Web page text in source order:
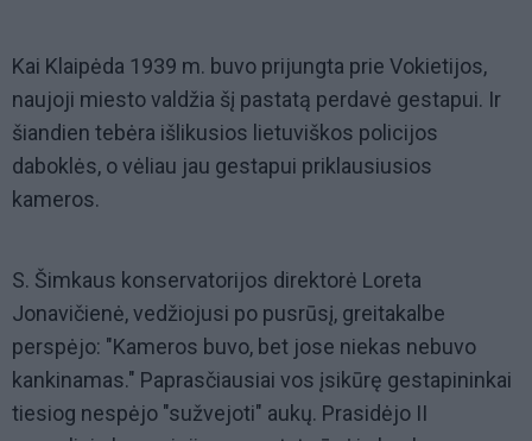
Kai Klaipėda 1939 m. buvo prijungta prie Vokietijos,
naujoji miesto valdžia šį pastatą perdavė gestapui. Ir
šiandien tebėra išlikusios lietuviškos policijos
daboklės, o vėliau jau gestapui priklausiusios
kameros.
S. Šimkaus konservatorijos direktorė Loreta
Jonavičienė, vedžiojusi po pusrūsį, greitakalbe
perspėjo: "Kameros buvo, bet jose niekas nebuvo
kankinamas." Paprasčiausiai vos įsikūrę gestapininkai
tiesiog nespėjo "sužvejoti" aukų. Prasidėjo II